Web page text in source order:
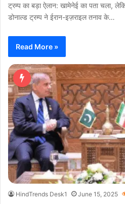
ट्रम्प का बड़ा ऐलान: खामेनेई का पता चला,
डोनाल्ड ट्रम्प ने ईरान-इज़राइल तनाव के…
Read More »
HindTrends Desk1 June 15, 2025